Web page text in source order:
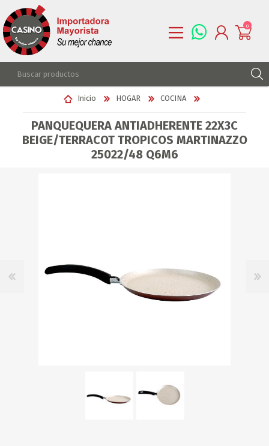
REGISTRARSE
LISTA DE DESEOS
0
Inicio HOGAR COCINA
PANQUEQUERA ANTIADHERENTE 22X3C
BEIGE/TERRACOT TROPICOS MARTINAZZO
25022/48 Q6M6